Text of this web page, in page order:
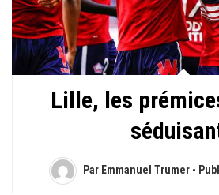
Lille, les
Par Emmanuel Trumer -